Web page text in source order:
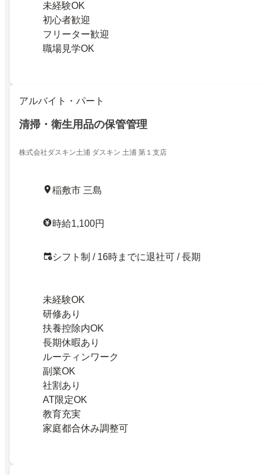
未経験OK
初心者歓迎
フリーター歓迎
職場見学OK
アルバイト・パート
清掃・衛生用品の保管管理
株式会社ダスキン土浦 ダスキン 土浦 第１支店
稲敷市 三島
時給1,100円
シフト制 / 16時までに退社可 / 長期
未経験OK
研修あり
扶養控除内OK
長期休暇あり
ルーティンワーク
副業OK
社割あり
AT限定OK
教育充実
家庭都合休み調整可